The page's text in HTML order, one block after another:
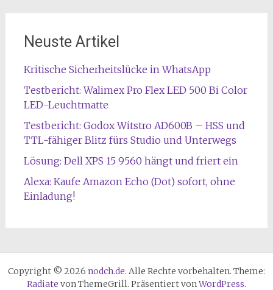
Neuste Artikel
Kritische Sicherheitslücke in WhatsApp
Testbericht: Walimex Pro Flex LED 500 Bi Color
LED-Leuchtmatte
Testbericht: Godox Witstro AD600B – HSS und
TTL-fähiger Blitz fürs Studio und Unterwegs
Lösung: Dell XPS 15 9560 hängt und friert ein
Alexa: Kaufe Amazon Echo (Dot) sofort, ohne
Einladung!
Copyright © 2026 nodch.de. Alle Rechte vorbehalten. Theme:
Radiate von ThemeGrill. Präsentiert vonWordPress.